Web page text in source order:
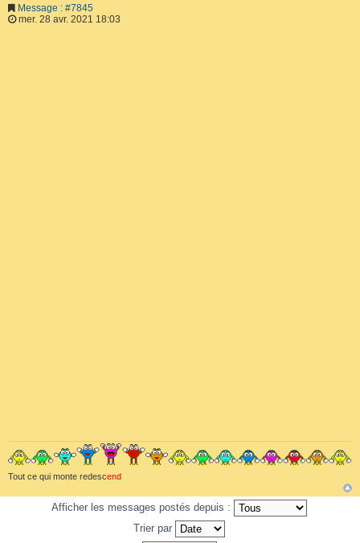
Message : #7845
mer. 28 avr. 2021 18:03
Tout ce qui monte redescend
Afficher les messages postés depuis :
Trier par